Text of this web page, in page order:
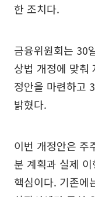
한 조치다.
금융위원회는 30
상법 개정에 맞춰
정안을 마련하고
밝혔다.
이번 개정안은 주
분 계획과 실제
핵심이다. 기존에